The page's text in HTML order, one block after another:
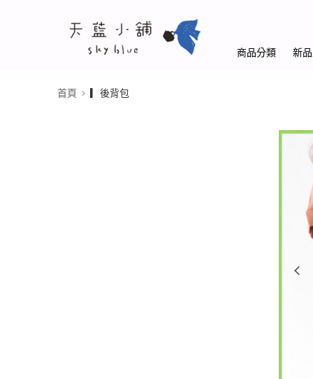
商品分類 新
首頁 ▎後背包